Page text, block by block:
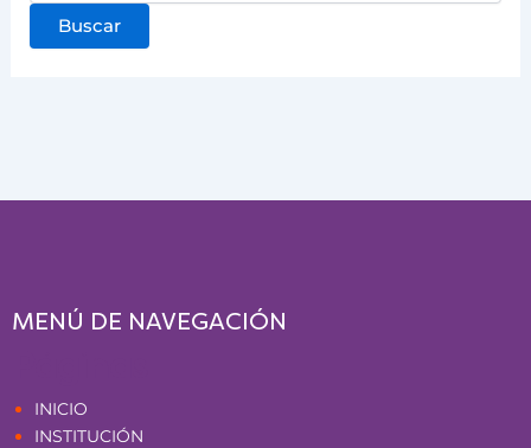
MENÚ DE NAVEGACIÓN
INICIO
INSTITUCIÓN